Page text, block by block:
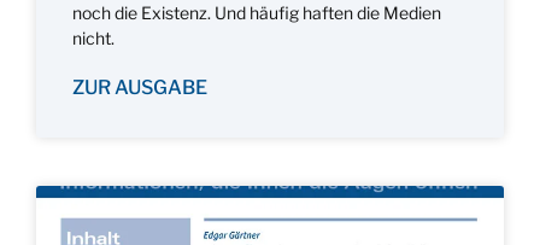
noch die Existenz. Und häufig haften die Medien
nicht.
ZUR AUSGABE